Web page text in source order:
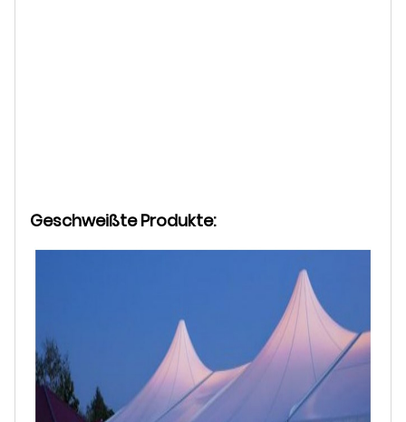
Geschweißte Produkte: